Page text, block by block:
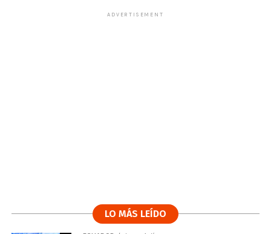
ADVERTISEMENT
LO MÁS LEÍDO